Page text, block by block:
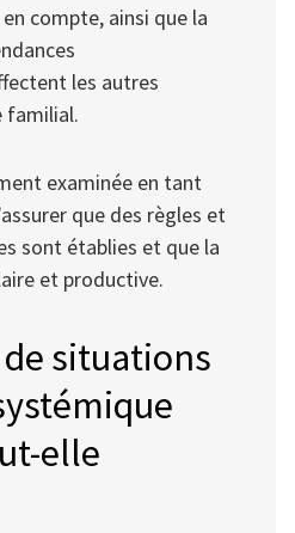
compte, ainsi que la
les autres
familial.
examinée en tant
que des règles et
sont établies et que la
et productive.
situations
elle